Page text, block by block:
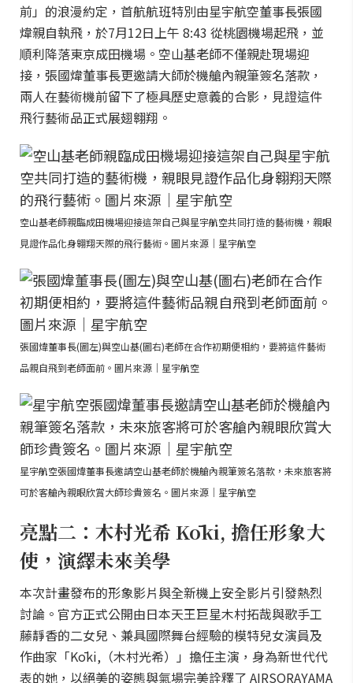
前」的浪漫約定，首航航班特別由星宇航空董事長張國
煒親自執飛，於7月12日上午 8:43 從桃園機場起飛，並
順利降落東京成田機場。空山基老師不僅親赴現場迎
接，張國煒董事長更邀請大師於機艙內親筆簽名落款，
兩人在藝術機前留下了極具歷史意義的合影，見證這件
飛行藝術品正式展翅翱翔。
空山基老師親臨成田機場迎接這架自己與星宇航空共同打造的藝術機，親眼
見證作品化身翱翔天際的飛行藝術。圖片來源｜星宇航空
張國煒董事長(圖左)與空山基(圖右)老師在合作初期便相約，要將這件藝術
品親自飛到老師面前。圖片來源｜星宇航空
星宇航空張國煒董事長邀請空山基老師於機艙內親筆簽名落款，未來旅客將
可於客艙內親眼欣賞大師珍貴簽名。圖片來源｜星宇航空
亮點二：木村光希 Kōki, 擔任形象大
使，演繹未來美學
本次計畫發布的形象影片與全新機上安全影片引發熱烈
討論。官方正式公開由日本天王巨星木村拓哉與歌手工
藤靜香的二女兒、兼具國際舞台經驗的模特兒女演員及
作曲家「Kōki,（木村光希）」擔任主演，身為新世代代
表的她，以絕美的姿態與氣場完美詮釋了 AIRSORAYAMA